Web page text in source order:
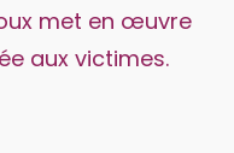
met en œuvre
aux victimes.